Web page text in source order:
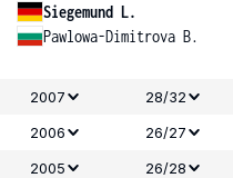
Siegemund L.
Pawlowa-Dimitrova B.
2007 28/32
2006
26/27
2005
26/28